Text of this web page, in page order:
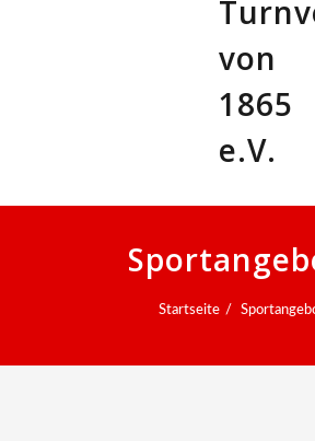
Startseite